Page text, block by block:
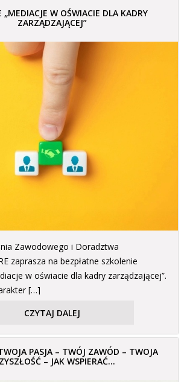
„MEDIACJE W OŚWIACIE DLA KADRY
ZARZĄDZAJĄCEJ”
Zawodowego i Doradztwa
zaprasza na bezpłatne szkolenie
w oświacie dla kadry zarządzającej”.
[…]
CZYTAJ DALEJ
PASJA – TWÓJ ZAWÓD – TWOJA
– JAK WSPIERAĆ...